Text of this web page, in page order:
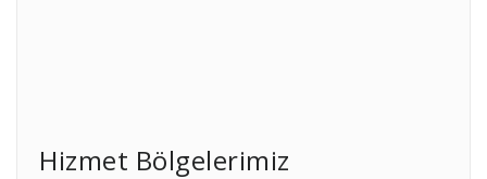
Hizmet Bölgelerimiz